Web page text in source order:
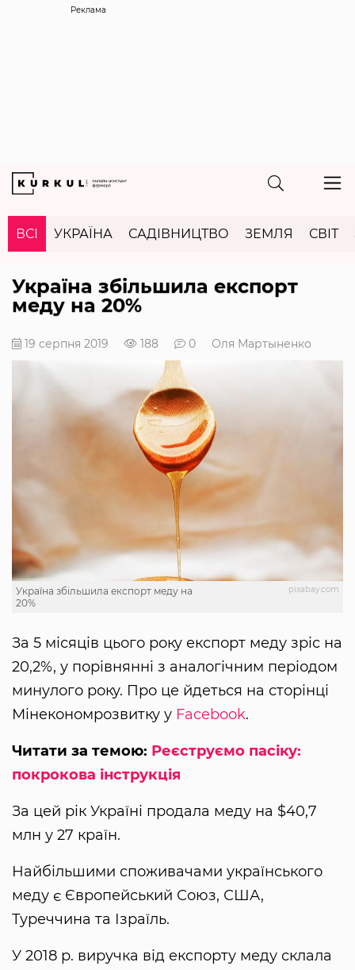
Реклама
ВСІ УКРАЇНА САДІВНИЦТВО ЗЕМЛЯ СВІТ
Україна збільшила експорт
меду на 20%
19 серпня 2019 188 0 Оля Мартыненко
pixabay.com
Україна збільшила експорт меду на
20%
За 5 місяців цього року експорт меду зріс на
20,2%, у порівнянні з аналогічним періодом
минулого року. Про це йдеться на сторінці
Мінекономрозвитку у Facebook.
Читати за темою: Реєструємо пасіку:
покрокова інструкція
За цей рік Україні продала меду на $40,7
млн у 27 країн.
Найбільшими споживачами українського
меду є Європейський Союз, США,
Туреччина та Ізраїль.
У 2018 р. виручка від експорту меду склала